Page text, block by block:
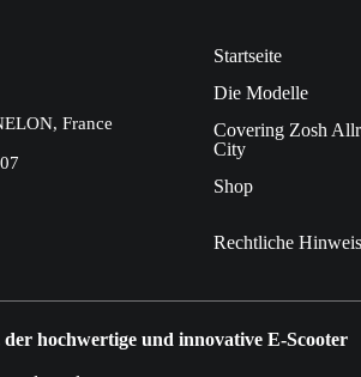
France
Startseite
Die Modelle
Covering Zosh
City
Shop
Rechtliche
der hochwertige und innovative E-Scooter